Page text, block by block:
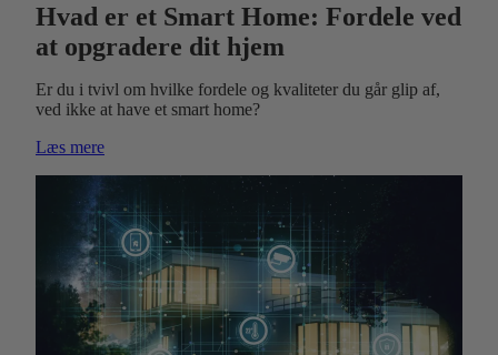
Hvad er et Smart Home: Fordele ved
at opgradere dit hjem
Er du i tvivl om hvilke fordele og kvaliteter du går glip af,
ved ikke at have et smart home?
Læs mere